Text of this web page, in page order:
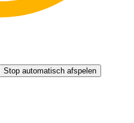
Stop automatisch afspelen